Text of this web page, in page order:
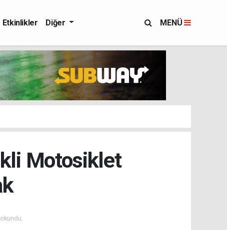
Etkinlikler Diğer MENÜ
Motosiklet